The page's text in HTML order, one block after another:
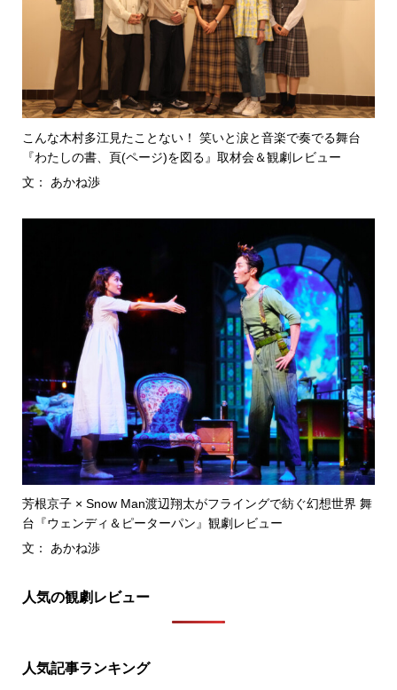
こんな木村多江見たことない！ 笑いと涙と音楽で奏でる舞台
『わたしの書、頁(ページ)を図る』取材会＆観劇レビュー
文： あかね渉
芳根京子 × Snow Man渡辺翔太がフライングで紡ぐ幻想世界 舞
台『ウェンディ＆ピーターパン』観劇レビュー
文： あかね渉
人気の観劇レビュー
人気記事ランキング